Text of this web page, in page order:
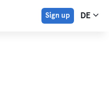
Sign up DE